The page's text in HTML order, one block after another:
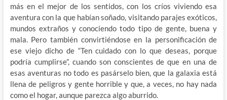
más en el mejor de los sentidos, con los críos viviendo esa
aventura con la que habían soñado, visitando parajes exóticos,
mundos extraños y conociendo todo tipo de gente, buena y
mala. Pero también convirtiéndose en la personificación de
ese viejo dicho de “Ten cuidado con lo que deseas, porque
podría cumplirse”, cuando son conscientes de que en una de
esas aventuras no todo es pasárselo bien, que la galaxia está
llena de peligros y gente horrible y que, a veces, no hay nada
como el hogar, aunque parezca algo aburrido.